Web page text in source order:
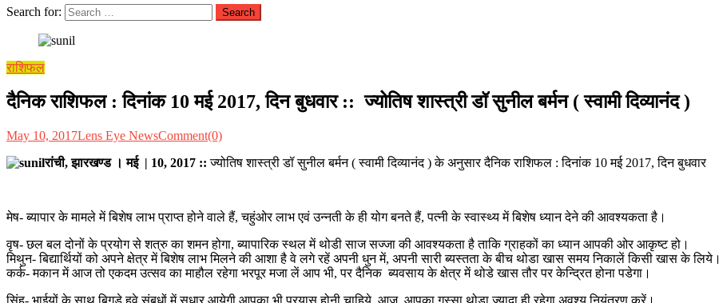
Search for:
राशिफल
दैनिक राशिफल : दिनांक 10 मई 2017, दिन बुधवार :: ज्योतिष शास्त्री डॉ सुनील बर्मन ( स्वामी दिव्यानंद )
May 10, 2017Lens Eye NewsComment(0)
रांची, झारखण्ड । मई | 10, 2017 :: ज्योतिष शास्त्री डॉ सुनील बर्मन ( स्वामी दिव्यानंद ) के अनुसार दैनिक राशिफल : दिनांक 10 मई 2017, दिन बुधवार
मेष- ब्यापार के मामले में बिशेष लाभ प्राप्त होने वाले हैं, चहुंओर लाभ एवं उन्नती के ही योग बनते हैं, पत्नी के स्वास्थ्य में बिशेष ध्यान देने की आवश्यकता है।
वृष- छल बल दोनों के प्रयोग से शत्रु का शमन होगा, ब्यापारिक स्थल में थोडी साज सज्जा की आवश्यकता है ताकि ग्राहकों का ध्यान आपकी ओर आकृष्ट हो।
मिथुन- बिद्यार्थियों को अपने क्षेत्र में बिशेष लाभ मिलने की आशा है वे लगे रहें अपनी धुन में, अपनी सारी ब्यस्तता के बीच थोडा खास समय निकालें किसी खास के लिये।
कर्क- मकान में आज तो एकदम उत्सव का माहौल रहेगा भरपूर मजा लें आप भी, पर दैनिक ब्यवसाय के क्षेत्र में थोडे खास तौर पर केन्द्रित होना पडेगा।
सिंह- भाईयों के साथ बिगडे हुवे संबधों में सुधार आयेगी आपका भी प्रयास होनी चाहिये, आज आपका गुस्सा थोडा ज्यादा ही रहेगा अवश्य नियंत्रण करें।